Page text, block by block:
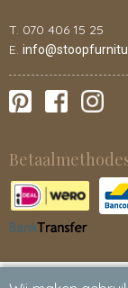
T. 070 406 15 25
E.